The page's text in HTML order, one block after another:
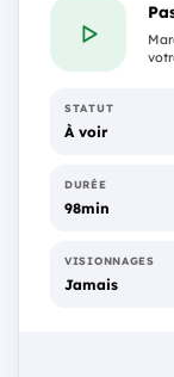
STATUT
À voir
DURÉE
98min
VISIONNAGES
Jamais